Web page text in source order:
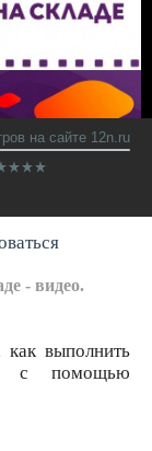
на сайте 12n.ru
- видео.
выполнить
с помощью